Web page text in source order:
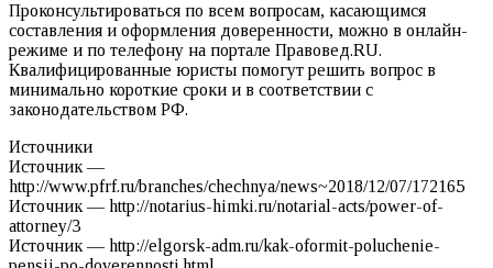
Проконсультироваться по всем вопросам, касающимся
составления и оформления доверенности, можно в онлайн-
режиме и по телефону на портале Правовед.RU.
Квалифицированные юристы помогут решить вопрос в
минимально короткие сроки и в соответствии с
законодательством РФ.
Источники
Источник —
http://www.pfrf.ru/branches/chechnya/news~2018/12/07/172165
Источник — http://notarius-himki.ru/notarial-acts/power-of-
attorney/3
Источник — http://elgorsk-adm.ru/kak-oformit-poluchenie-